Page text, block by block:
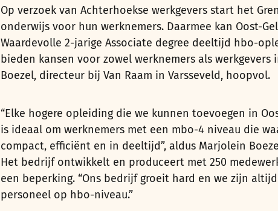
Op verzoek van Achterhoekse werkgevers start het
onderwijs voor hun werknemers. Daarmee kan Oost-
Waardevolle 2-jarige Associate degree deeltijd hbo-
bieden kansen voor zowel werknemers als
Boezel, directeur bij Van Raam in Varsseveld, hoopvol.
“Elke hogere opleiding die we kunnen toevoegen in
is ideaal om werknemers met een mbo-4 niveau die
compact, efficiënt en in deeltijd”, aldus Marjolein
Het bedrijf ontwikkelt en produceert met 250
een beperking. “Ons bedrijf groeit hard en we zijn
personeel op hbo-niveau.”